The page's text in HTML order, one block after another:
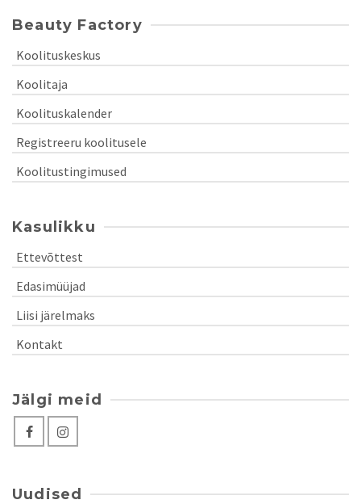
Beauty Factory
Koolituskeskus
Koolitaja
Koolituskalender
Registreeru koolitusele
Koolitustingimused
Kasulikku
Ettevõttest
Edasimüüjad
Liisi järelmaks
Kontakt
Jälgi meid
Uudised